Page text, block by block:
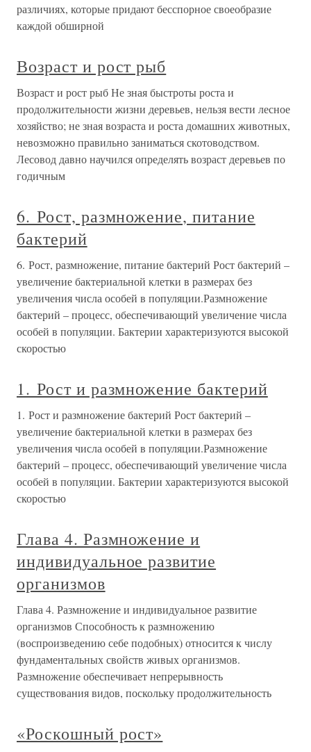
различиях, которые придают бесспорное своеобразие
каждой обширной
Возраст и рост рыб
Возраст и рост рыб Не зная быстроты роста и
продолжительности жизни деревьев, нельзя вести лесное
хозяйство; не зная возраста и роста домашних животных,
невозможно правильно заниматься скотоводством.
Лесовод давно научился определять возраст деревьев по
годичным
6. Рост, размножение, питание
бактерий
6. Рост, размножение, питание бактерий Рост бактерий –
увеличение бактериальной клетки в размерах без
увеличения числа особей в популяции.Размножение
бактерий – процесс, обеспечивающий увеличение числа
особей в популяции. Бактерии характеризуются высокой
скоростью
1. Рост и размножение бактерий
1. Рост и размножение бактерий Рост бактерий –
увеличение бактериальной клетки в размерах без
увеличения числа особей в популяции.Размножение
бактерий – процесс, обеспечивающий увеличение числа
особей в популяции. Бактерии характеризуются высокой
скоростью
Глава 4. Размножение и
индивидуальное развитие
организмов
Глава 4. Размножение и индивидуальное развитие
организмов Способность к размножению
(воспроизведению себе подобных) относится к числу
фундаментальных свойств живых организмов.
Размножение обеспечивает непрерывность
существования видов, поскольку продолжительность
«Роскошный рост»